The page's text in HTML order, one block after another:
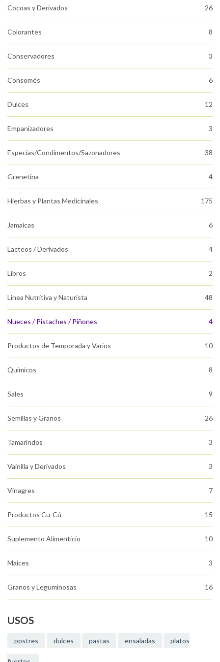
Cocoas y Derivados 26
Colorantes 8
Conservadores 3
Consomés 6
Dulces 12
Empanizadores 3
Especias/Condimentos/Sazonadores 38
Grenetina 4
Hierbas y Plantas Medicinales 175
Jamaicas 6
Lacteos / Derivados 4
Libros 2
Linea Nutritiva y Naturista 48
Nueces / Pistaches / Piñones 4
Productos de Temporada y Varios 10
Químicos 8
Sales 9
Semillas y Granos 26
Tamarindos 3
Vainilla y Derivados 3
Vinagres 7
Productos Cu-Cú 15
Suplemento Alimenticio 10
Maices 3
Granos y Leguminosas 16
USOS
postres dulces pastas ensaladas platos